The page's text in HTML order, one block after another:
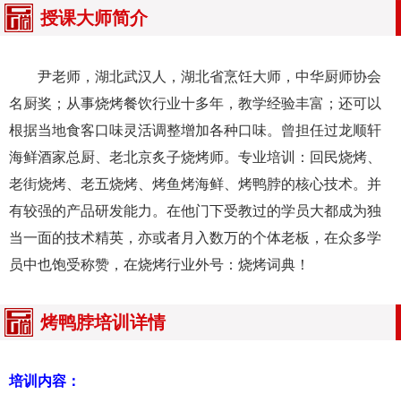
授课大师简介
尹老师，湖北武汉人，湖北省烹饪大师，中华厨师协会
名厨奖；从事烧烤餐饮行业十多年，教学经验丰富；还可以
根据当地食客口味灵活调整增加各种口味。曾担任过龙顺轩
海鲜酒家总厨、老北京炙子烧烤师。专业培训：回民烧烤、
老街烧烤、老五烧烤、烤鱼烤海鲜、烤鸭脖的核心技术。并
有较强的产品研发能力。在他门下受教过的学员大都成为独
当一面的技术精英，亦或者月入数万的个体老板，在众多学
员中也饱受称赞，在烧烤行业外号：烧烤词典！
烤鸭脖培训详情
培训内容：